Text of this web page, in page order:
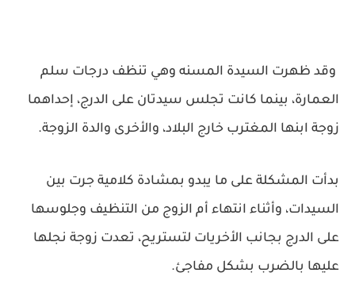
وقد ظهرت السيدة المسنه وهي تنظف درجات سلم
العمارة، بينما كانت تجلس سيدتان على الدرج، إحداهما
زوجة ابنها المغترب خارج البلاد، والأخرى والدة الزوجة.
بدأت المشكلة على ما يبدو بمشادة كلامية جرت بين
السيدات، وأثناء انتهاء أم الزوج من التنظيف وجلوسها
على الدرج بجانب الأخريات لتستريح، تعدت زوجة نجلها
عليها بالضرب بشكل مفاجئ.